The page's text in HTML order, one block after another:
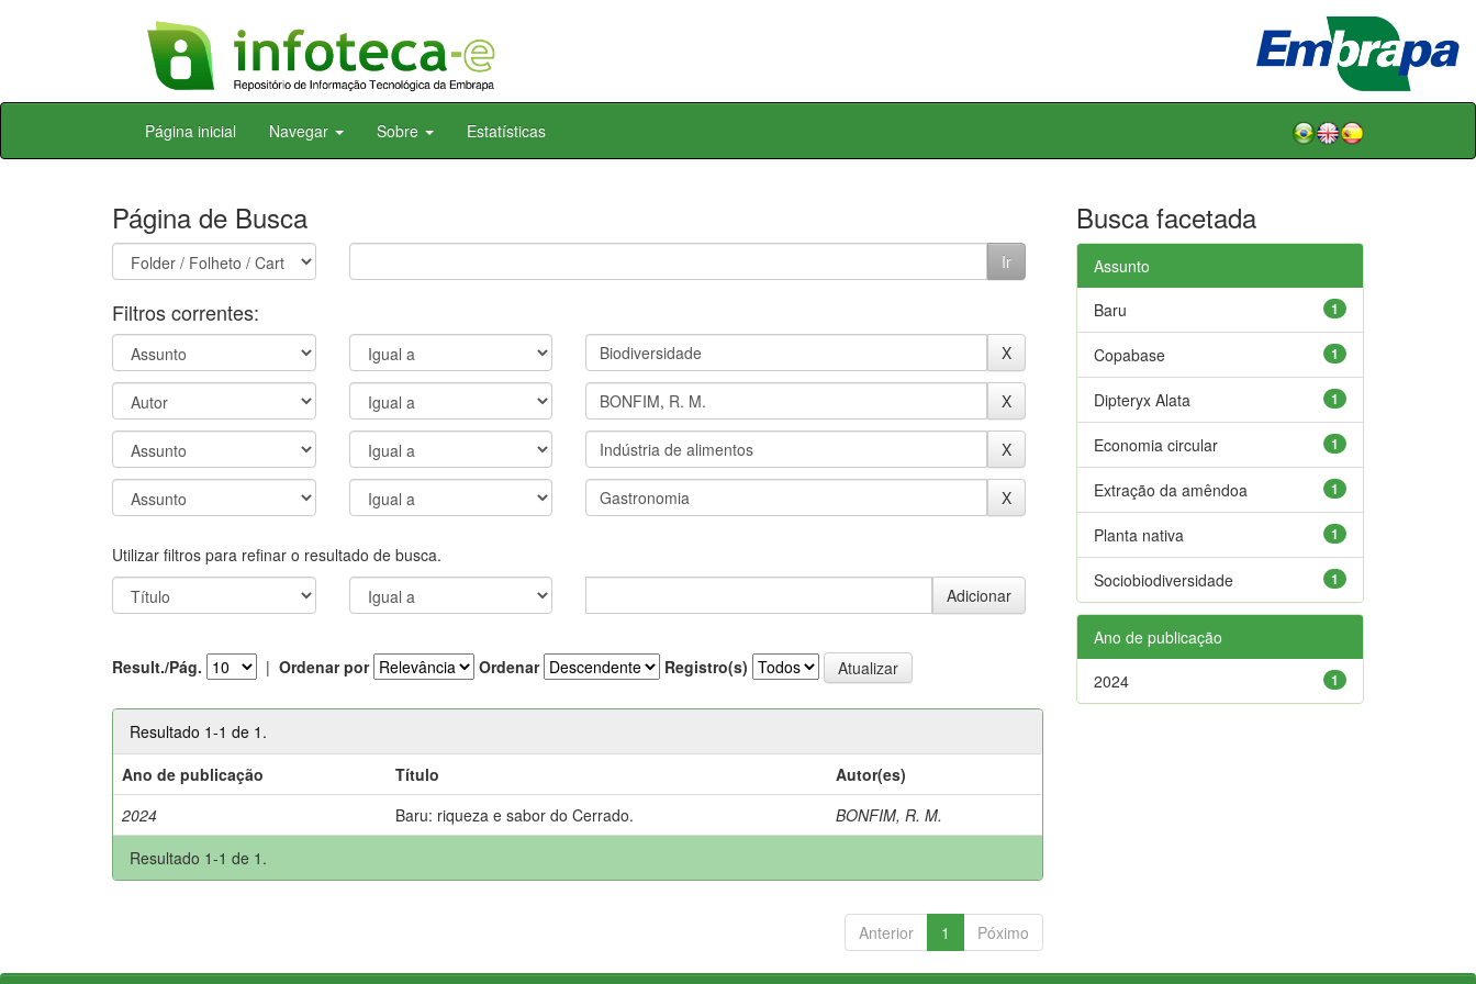
Skip
Página inicial Navegar Sobre Estatísticas
Página de Busca
Filtros correntes:
Utilizar filtros para refinar o resultado de busca.
Result./Pág. | Ordenar por Ordenar Registro(s)
Resultado 1-1 de 1.
Ano de publicação
Título
Autor(es)
2024
Baru: riqueza e sabor do Cerrado.
BONFIM, R. M.
Resultado 1-1 de 1.
Anterior 1 Póximo
Busca facetada
Assunto
1
Baru
1
Copabase
1
Dipteryx Alata
1
Economia circular
1
Extração da amêndoa
1
Planta nativa
1
Sociobiodiversidade
Ano de publicação
1
2024